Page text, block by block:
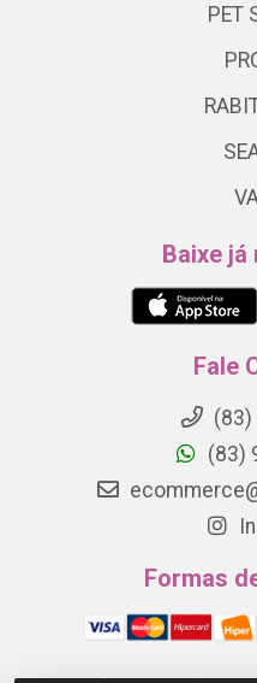
PET
Baixe já
Fale
(83)
(83)
Formas